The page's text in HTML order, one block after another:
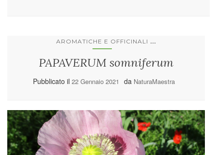
AROMATICHE E OFFICINALI ...
PAPAVERUM somniferum
Pubblicato il 22 Gennaio 2021 da NaturaMaestra